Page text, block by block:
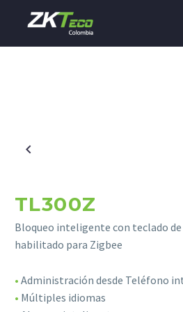
TL300Z
Bloqueo inteligente con teclado
habilitado para Zigbee
• Administración desde Teléfono
• Múltiples idiomas